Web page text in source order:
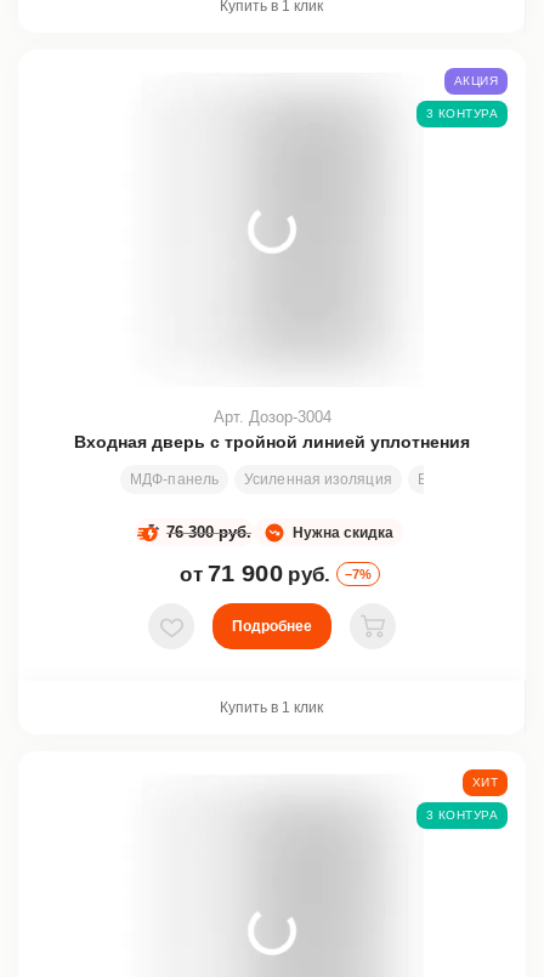
Купить в 1 клик
Входная дверь с тройной линией уплотнения
МДФ-панель Усиленная изоляция Все размеры
Арт. Дозор-3004
Нужна скидка
76 300 руб.
от 71 900 руб. –7%
АКЦИЯ
3 КОНТУРА
В избранное
Подробнее
В корзину
Купить в 1 клик
ХИТ
3 КОНТУРА